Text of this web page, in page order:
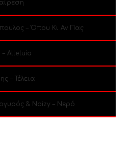
– Όπου Κι Αν Πας
– Alleluia
– Τέλεια
& Noizy – Νερό